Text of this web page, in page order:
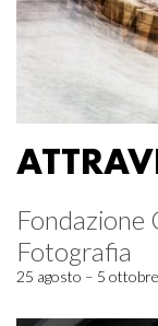
Fondazione
Fotografia
25 agosto – 5